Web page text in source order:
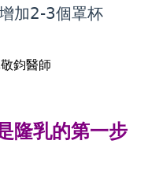
加2-3個罩杯
鈞醫師
隆乳的第一步